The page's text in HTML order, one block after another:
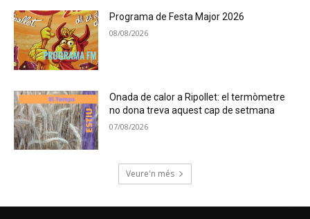
Programa de Festa Major 2026
08/08/2026
Onada de calor a Ripollet: el termòmetre
no dona treva aquest cap de setmana
07/08/2026
Veure'n més